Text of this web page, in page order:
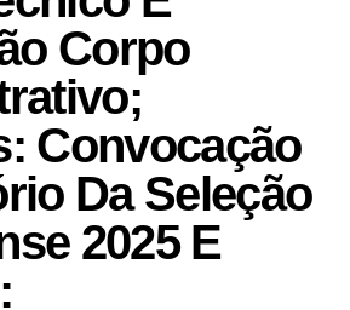
Corpo
Convocação
Da Seleção
2025 E